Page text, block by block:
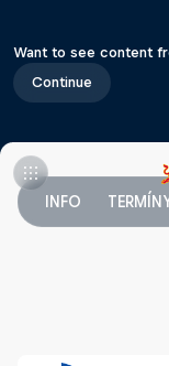
Want to see content
Continue
INFO